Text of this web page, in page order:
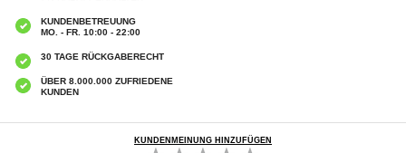
KUNDENBETREUUNG
MO. - FR. 10:00 - 22:00
30 TAGE RÜCKGABERECHT
ÜBER 8.000.000 ZUFRIEDENE
KUNDEN
KUNDENMEINUNG HINZUFÜGEN